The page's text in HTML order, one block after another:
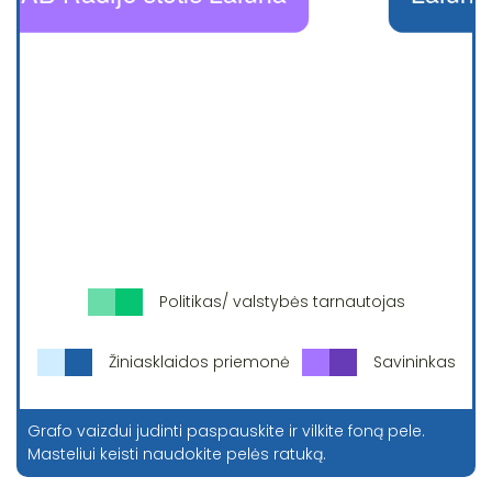
Politikas/ valstybės tarnautojas
Žiniasklaidos priemonė Savininkas
Grafo vaizdui judinti paspauskite ir vilkite foną pele.
Masteliui keisti naudokite pelės ratuką.